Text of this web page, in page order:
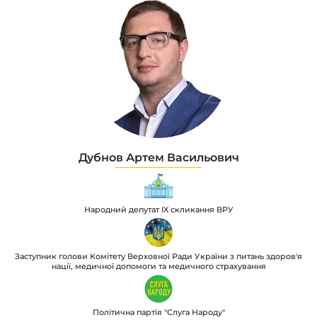
Дубнов Артем Васильович
Народний депутат IX скликання ВРУ
Заступник голови Комітету Верховної Ради України з питань здоров'я
нації, медичної допомоги та медичного страхування
Політична партія "Слуга Народу"